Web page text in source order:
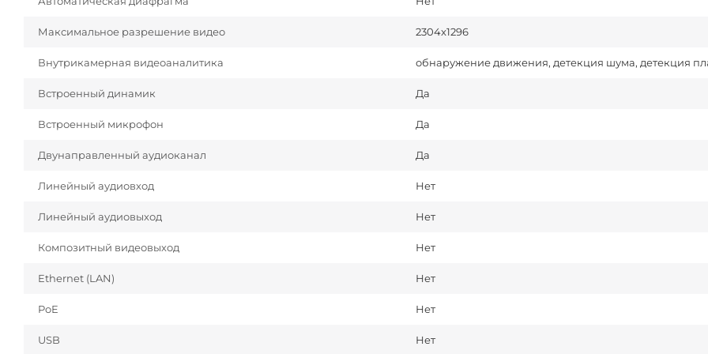
Максимальное разрешение видео 2304x1296
Внутрикамерная видеоаналитика обнаружение движения, детекция шума, детекция
Встроенный динамик Да
Встроенный микрофон Да
Двунаправленный аудиоканал Да
Линейный аудиовход Нет
Линейный аудиовыход Нет
Композитный видеовыход Нет
Ethernet (LAN) Нет
PoE Нет
USB Нет